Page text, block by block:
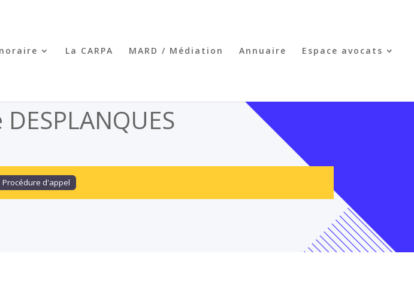
La CARPA MARD / Médiation Annuaire Espace avocats
Procédure d'appel